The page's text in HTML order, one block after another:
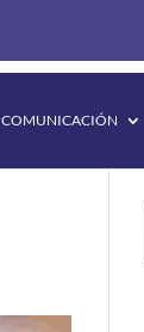
COMUNICACIÓN